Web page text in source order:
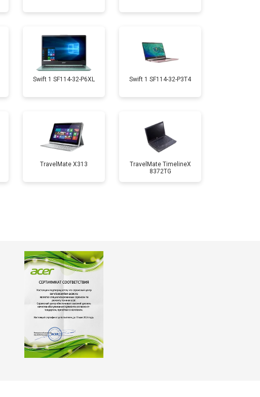
от 1950 ₽
от 1950 ₽ Заказать
от 1750 ₽ Заказать
от 3950 ₽ Заказать
от 1450 ₽
Swift 1 SF114-32-P6XL Swift 1 SF114-32-P3T4
TravelMate X313
TravelMate TimelineX
8372TG